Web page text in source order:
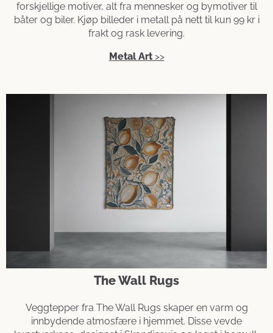
forskjellige motiver, alt fra mennesker og bymotiver til
båter og biler. Kjøp billeder i metall på nett til kun 99 kr i
frakt og rask levering.
Metal Art>>
The Wall Rugs
Veggtepper fra The Wall Rugs skaper en varm og
innbydende atmosfære i hjemmet. Disse vevde